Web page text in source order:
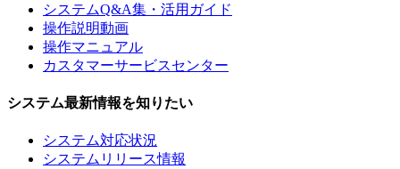
システムQ&A集・活用ガイド
操作説明動画
操作マニュアル
カスタマーサービスセンター
システム最新情報を知りたい
システム対応状況
システムリリース情報